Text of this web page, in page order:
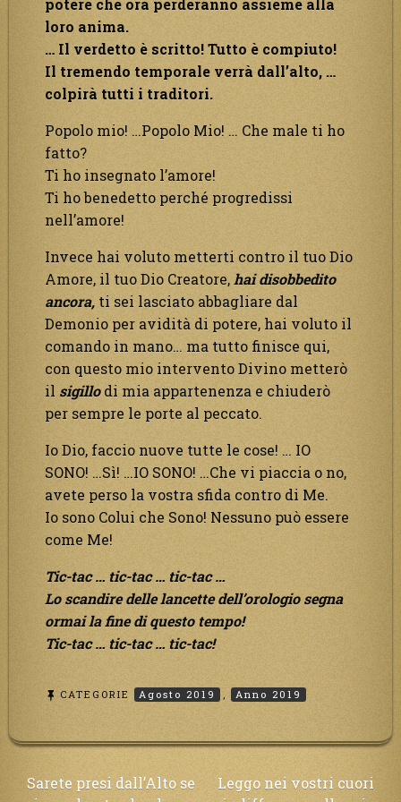
potere che ora perderanno assieme alla
loro anima.
… Il verdetto è scritto! Tutto è compiuto!
Il tremendo temporale verrà dall’alto, …
colpirà tutti i traditori.
Popolo mio! …Popolo Mio! … Che male ti ho
fatto?
Ti ho insegnato l’amore!
Ti ho benedetto perché progredissi
nell’amore!
Invece hai voluto metterti contro il tuo Dio
Amore, il tuo Dio Creatore,hai disobbedito
ancora, ti sei lasciato abbagliare dal
Demonio per avidità di potere, hai voluto il
comando in mano… ma tutto finisce qui,
con questo mio intervento Divino metterò
il sigillodi mia appartenenza e chiuderò
per sempre le porte al peccato.
Io Dio, faccio nuove tutte le cose! … IO
SONO! …Sì! …IO SONO! …Che vi piaccia o no,
avete perso la vostra sfida contro di Me.
Io sono Colui che Sono! Nessuno può essere
come Me!
Tic-tac … tic-tac … tic-tac …
Lo scandire delle lancette dell’orologio segna
ormai la fine di questo tempo!
Tic-tac … tic-tac … tic-tac!
CATEGORIE Agosto 2019 , Anno 2019
Navigazione
Sarete presi dall’Alto se
Leggo nei vostri cuori